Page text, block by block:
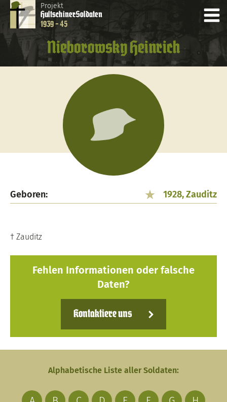
Projekt
HultschinerSoldaten
1939 - 45
Nieborowsky Heinrich
Geboren: 1928, Zauditz
† Zauditz
Fehlen Informationen oder falsche
Daten?
Kontaktiere uns
Alphabetische Liste aller Soldaten: